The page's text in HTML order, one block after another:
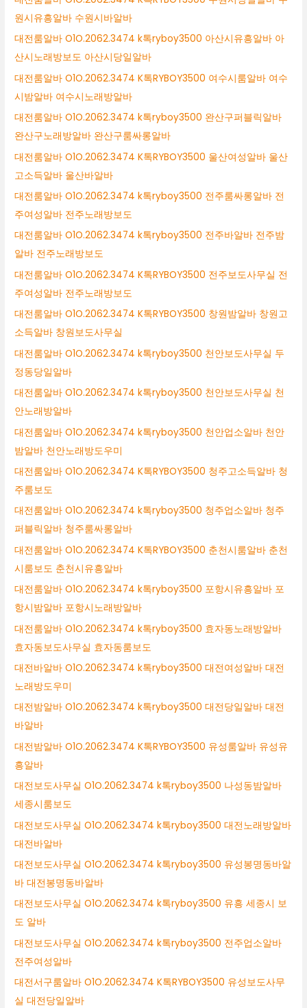
원시유흥알바 수원시바알바
대전룸알바 O1O.2062.3474 k톡ryboy3500 아산시유흥알바 아
산시노래방보도 아산시당일알바
대전룸알바 O1O.2062.3474 K톡RYBOY3500 여수시룸알바 여수
시밤알바 여수시노래방알바
대전룸알바 O1O.2062.3474 k톡ryboy3500 완산구퍼블릭알바
완산구노래방알바 완산구룸싸롱알바
대전룸알바 O1O.2062.3474 K톡RYBOY3500 울산여성알바 울산
고소득알바 울산바알바
대전룸알바 O1O.2062.3474 k톡ryboy3500 전주룸싸롱알바 전
주여성알바 전주노래방보도
대전룸알바 O1O.2062.3474 k톡ryboy3500 전주바알바 전주밤
알바 전주노래방보도
대전룸알바 O1O.2062.3474 K톡RYBOY3500 전주보도사무실 전
주여성알바 전주노래방보도
대전룸알바 O1O.2062.3474 K톡RYBOY3500 창원밤알바 창원고
소득알바 창원보도사무실
대전룸알바 O1O.2062.3474 k톡ryboy3500 천안보도사무실 두
정동당일알바
대전룸알바 O1O.2062.3474 k톡ryboy3500 천안보도사무실 천
안노래방알바
대전룸알바 O1O.2062.3474 k톡ryboy3500 천안업소알바 천안
밤알바 천안노래방도우미
대전룸알바 O1O.2062.3474 K톡RYBOY3500 청주고소득알바 청
주룸보도
대전룸알바 O1O.2062.3474 k톡ryboy3500 청주업소알바 청주
퍼블릭알바 청주룸싸롱알바
대전룸알바 O1O.2062.3474 K톡RYBOY3500 춘천시룸알바 춘천
시룸보도 춘천시유흥알바
대전룸알바 O1O.2062.3474 k톡ryboy3500 포항시유흥알바 포
항시밤알바 포항시노래방알바
대전룸알바 O1O.2062.3474 k톡ryboy3500 효자동노래방알바
효자동보도사무실 효자동룸보도
대전바알바 O1O.2062.3474 k톡ryboy3500 대전여성알바 대전
노래방도우미
대전밤알바 O1O.2062.3474 k톡ryboy3500 대전당일알바 대전
바알바
대전밤알바 O1O.2062.3474 K톡RYBOY3500 유성룸알바 유성유
흥알바
대전보도사무실 O1O.2062.3474 k톡ryboy3500 나성동밤알바
세종시룸보도
대전보도사무실 O1O.2062.3474 k톡ryboy3500 대전노래방알바
대전바알바
대전보도사무실 O1O.2062.3474 k톡ryboy3500 유성봉명동바알
바 대전봉명동바알바
대전보도사무실 O1O.2062.3474 k톡ryboy3500 유흥 세종시 보
도 알바
대전보도사무실 O1O.2062.3474 k톡ryboy3500 전주업소알바
전주여성알바
대전서구룸알바 O1O.2062.3474 K톡RYBOY3500 유성보도사무
실 대전당일알바